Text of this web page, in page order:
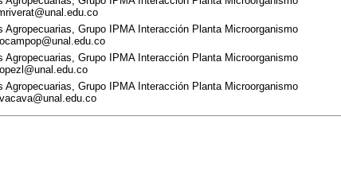
Grupo IPMA Interacción Planta Microorganismo
Grupo IPMA Interacción Planta Microorganismo
Grupo IPMA Interacción Planta Microorganismo